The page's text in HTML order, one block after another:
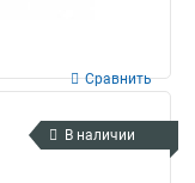
Сравнить
В наличии